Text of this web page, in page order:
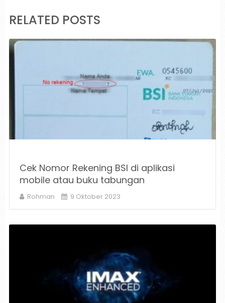
RELATED POSTS
Cek Nomor Rekening BSI di aplikasi
mobile atau buku tabungan
Rohman 9 Oktober 2023